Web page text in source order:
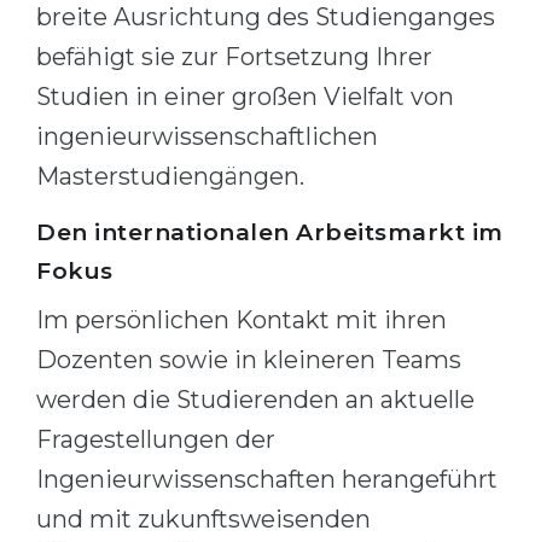
CONSULTATION!
BOOK A CONSULTATION
breite Ausrichtung des Studienganges
befähigt sie zur Fortsetzung Ihrer
Studien in einer großen Vielfalt von
ingenieurwissenschaftlichen
Masterstudiengängen.
Den internationalen Arbeitsmarkt im
Fokus
Im persönlichen Kontakt mit ihren
Dozenten sowie in kleineren Teams
werden die Studierenden an aktuelle
Fragestellungen der
Ingenieurwissenschaften herangeführt
und mit zukunftsweisenden